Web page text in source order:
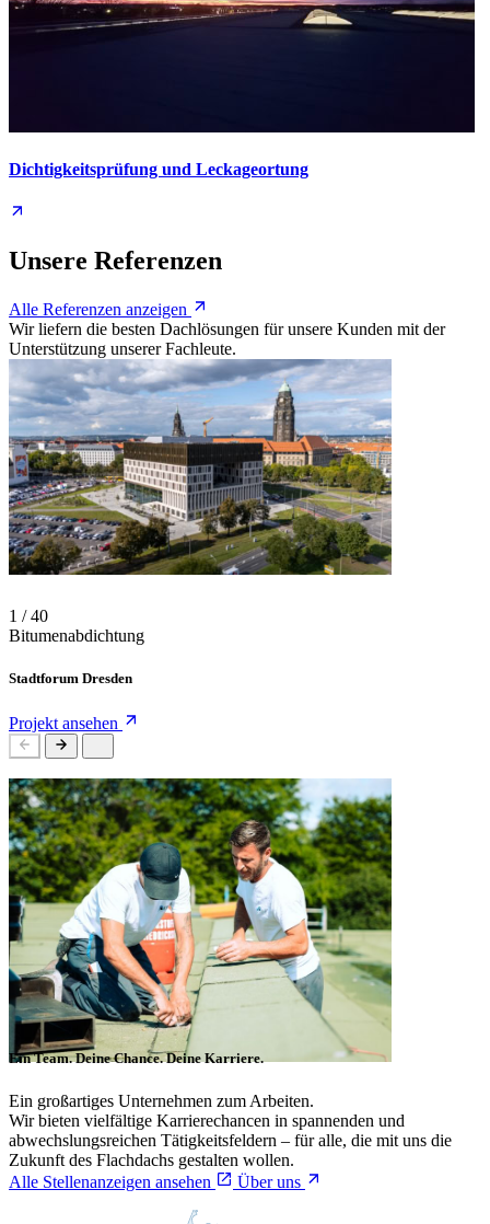
Dichtigkeits­prüfung und Leckage­ortung
Unsere Referenzen
Alle Referenzen anzeigen
Wir liefern die besten Dachlösungen für unsere Kunden mit der
Unterstützung unserer Fachleute.
Folie 1 von 40
Projekt-Karussell
Verwenden Sie die Pfeiltasten, um zwischen Folien zu navigieren,
1 / 40
Bitumenabdichtung
Stadtforum Dresden
Projekt ansehen
Ein Team. Deine Chance. Deine Karriere.
Ein großartiges Unternehmen zum Arbeiten.
Wir bieten vielfältige Karrierechancen in spannenden und
abwechslungsreichen Tätigkeitsfeldern – für alle, die mit uns die
Zukunft des Flachdachs gestalten wollen.
Alle Stellenanzeigen ansehen
Über uns